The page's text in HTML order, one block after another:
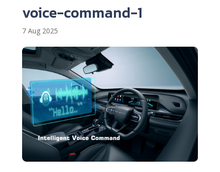
voice-command-1
7 Aug 2025